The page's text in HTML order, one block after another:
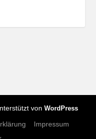
von WordPress
Impressum